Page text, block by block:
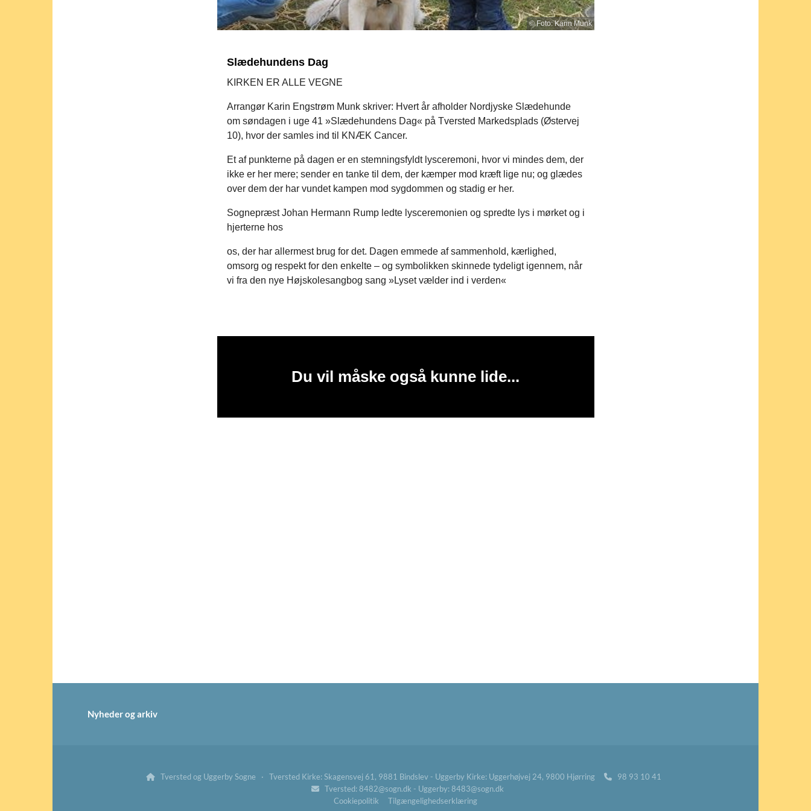
© Foto: Karin Munk
Slædehundens Dag
KIRKEN ER ALLE VEGNE
Arrangør Karin Engstrøm Munk skriver: Hvert år afholder Nordjyske Slædehunde
om søndagen i uge 41 »Slædehundens Dag« på Tversted Markedsplads (Østervej
10), hvor der samles ind til KNÆK Cancer.
Et af punkterne på dagen er en stemningsfyldt lysceremoni, hvor vi mindes dem, der
ikke er her mere; sender en tanke til dem, der kæmper mod kræft lige nu; og glædes
over dem der har vundet kampen mod sygdommen og stadig er her.
Sognepræst Johan Hermann Rump ledte lysceremonien og spredte lys i mørket og i
hjerterne hos
os, der har allermest brug for det. Dagen emmede af sammenhold, kærlighed,
omsorg og respekt for den enkelte – og symbolikken skinnede tydeligt igennem, når
vi fra den nye Højskolesangbog sang »Lyset vælder ind i verden«
Du vil måske også kunne lide...
Nyheder og arkiv
 Tversted og Uggerby Sogne · Tversted Kirke: Skagensvej 61, 9881 Bindslev - Uggerby Kirke: Uggerhøjvej 24, 9800 Hjørring  98 93 10 41
Tversted: 8482@sogn.dk - Uggerby: 8483@sogn.dk
Cookiepolitik
Tilgængelighedserklæring